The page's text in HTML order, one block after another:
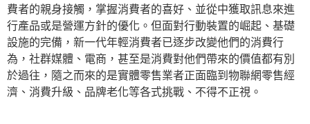
費者的親身接觸，掌握消費者的喜好、並從中獲取訊息來進
行產品或是營運方針的優化。但面對行動裝置的崛起、基礎
設施的完備，新一代年輕消費者已逐步改變他們的消費行
為，社群媒體、電商，甚至是消費對他們帶來的價值都有別
於過往，隨之而來的是實體零售業者正面臨到物聯網零售經
濟、消費升級、品牌老化等各式挑戰、不得不正視。